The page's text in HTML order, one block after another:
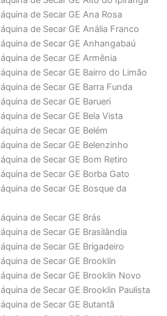
de Secar GE Ana Rosa
de Secar GE Anália Franco
de Secar GE Anhangabaú
de Secar GE Armênia
de Secar GE Bairro do Limão
de Secar GE Barra Funda
de Secar GE Barueri
de Secar GE Bela Vista
de Secar GE Belém
de Secar GE Belenzinho
de Secar GE Bom Retiro
de Secar GE Borba Gato
de Secar GE Bosque da
de Secar GE Brás
de Secar GE Brasilândia
de Secar GE Brigadeiro
de Secar GE Brooklin
de Secar GE Brooklin Novo
de Secar GE Brooklin Paulista
de Secar GE Butantã